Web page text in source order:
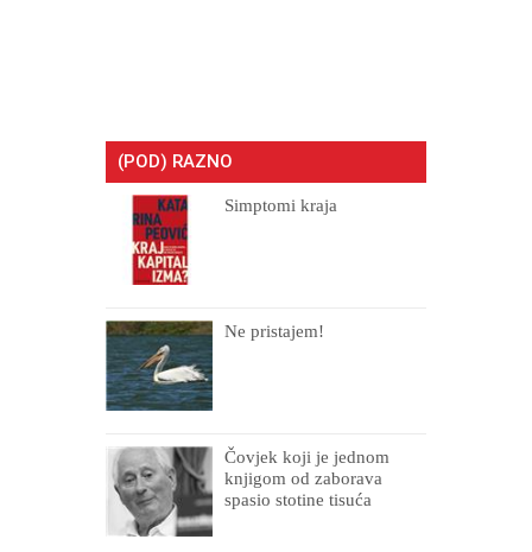
(POD) RAZNO
Simptomi kraja
Ne pristajem!
Čovjek koji je jednom
knjigom od zaborava
spasio stotine tisuća